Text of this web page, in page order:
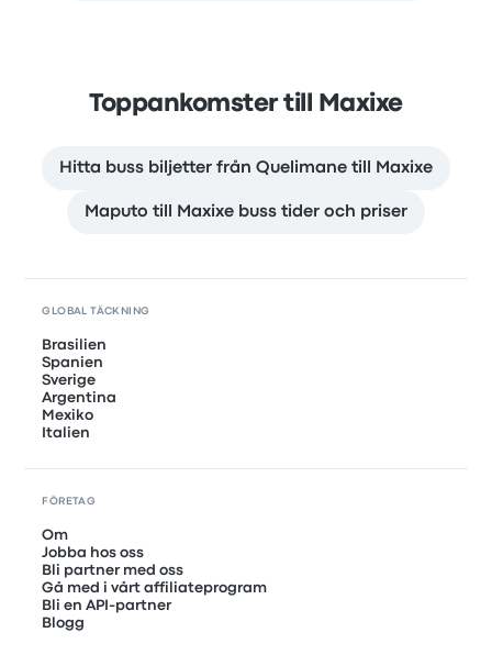
Toppankomster till Maxixe
Hitta buss biljetter från Quelimane till Maxixe
Maputo till Maxixe buss tider och priser
GLOBAL TÄCKNING
Brasilien
Spanien
Sverige
Argentina
Mexiko
Italien
FÖRETAG
Om
Jobba hos oss
Bli partner med oss
Gå med i vårt affiliateprogram
Bli en API-partner
Blogg